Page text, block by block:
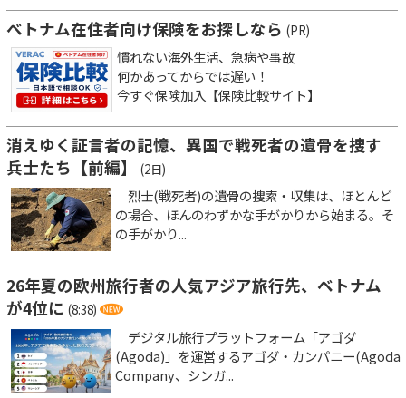
ベトナム在住者向け保険をお探しなら (PR)
慣れない海外生活、急病や事故
何かあってからでは遅い！
今すぐ保険加入【保険比較サイト】
消えゆく証言者の記憶、異国で戦死者の遺骨を捜す
兵士たち【前編】
(2日)
烈士(戦死者)の遺骨の捜索・収集は、ほとんど
の場合、ほんのわずかな手がかりから始まる。そ
の手がかり...
26年夏の欧州旅行者の人気アジア旅行先、ベトナム
が4位に (8:38)
デジタル旅行プラットフォーム「アゴダ
(Agoda)」を運営するアゴダ・カンパニー(Agoda
Company、シンガ...